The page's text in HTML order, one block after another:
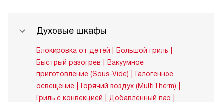
Духовые шкафы
Блокировка от детей
Большой гриль
Быстрый разогрев
Вакуумное
приготовление (Sous-Vide)
Галогенное
освещение
Горячий воздух (MultiTherm)
Гриль с конвекцией
Добавленный пар